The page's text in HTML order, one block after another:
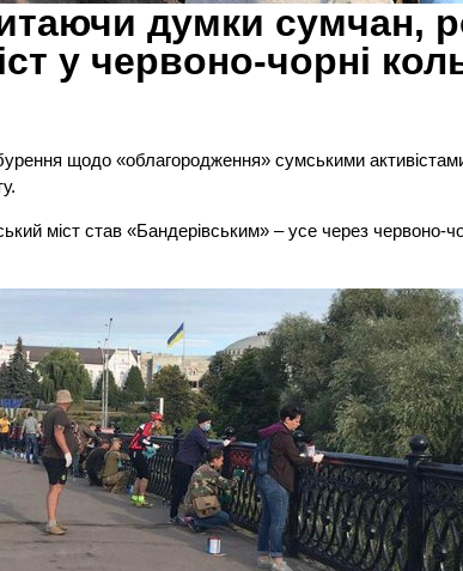
думки сумчан,
у червоно-чорні
щодо «облагородження» сумськими
міст став «Бандерівським» – усе через червоно-